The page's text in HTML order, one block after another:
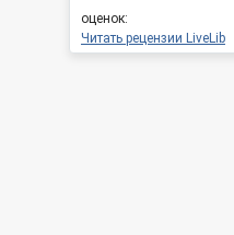
оценок:
Читать рецензии LiveLib